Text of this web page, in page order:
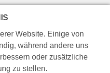
Website. Einige von
während andere uns
oder zusätzliche
zu stellen.